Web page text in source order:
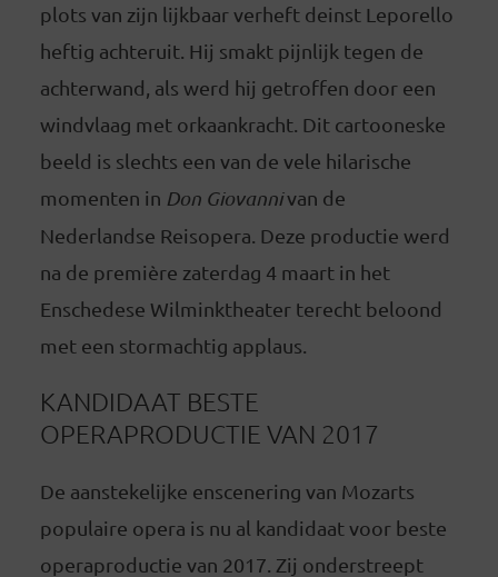
plots van zijn lijkbaar verheft deinst Leporello
heftig achteruit. Hij smakt pijnlijk tegen de
achterwand, als werd hij getroffen door een
windvlaag met orkaankracht. Dit cartooneske
beeld is slechts een van de vele hilarische
momenten in Don Giovannivan de
Nederlandse Reisopera. Deze productie werd
na de première zaterdag 4 maart in het
Enschedese Wilminktheater terecht beloond
met een stormachtig applaus.
KANDIDAAT BESTE
OPERAPRODUCTIE VAN 2017
De aanstekelijke enscenering van Mozarts
populaire opera is nu al kandidaat voor beste
operaproductie van 2017. Zij onderstreept